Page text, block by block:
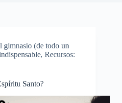
gimnasio (de todo un
, Recursos:
Santo?